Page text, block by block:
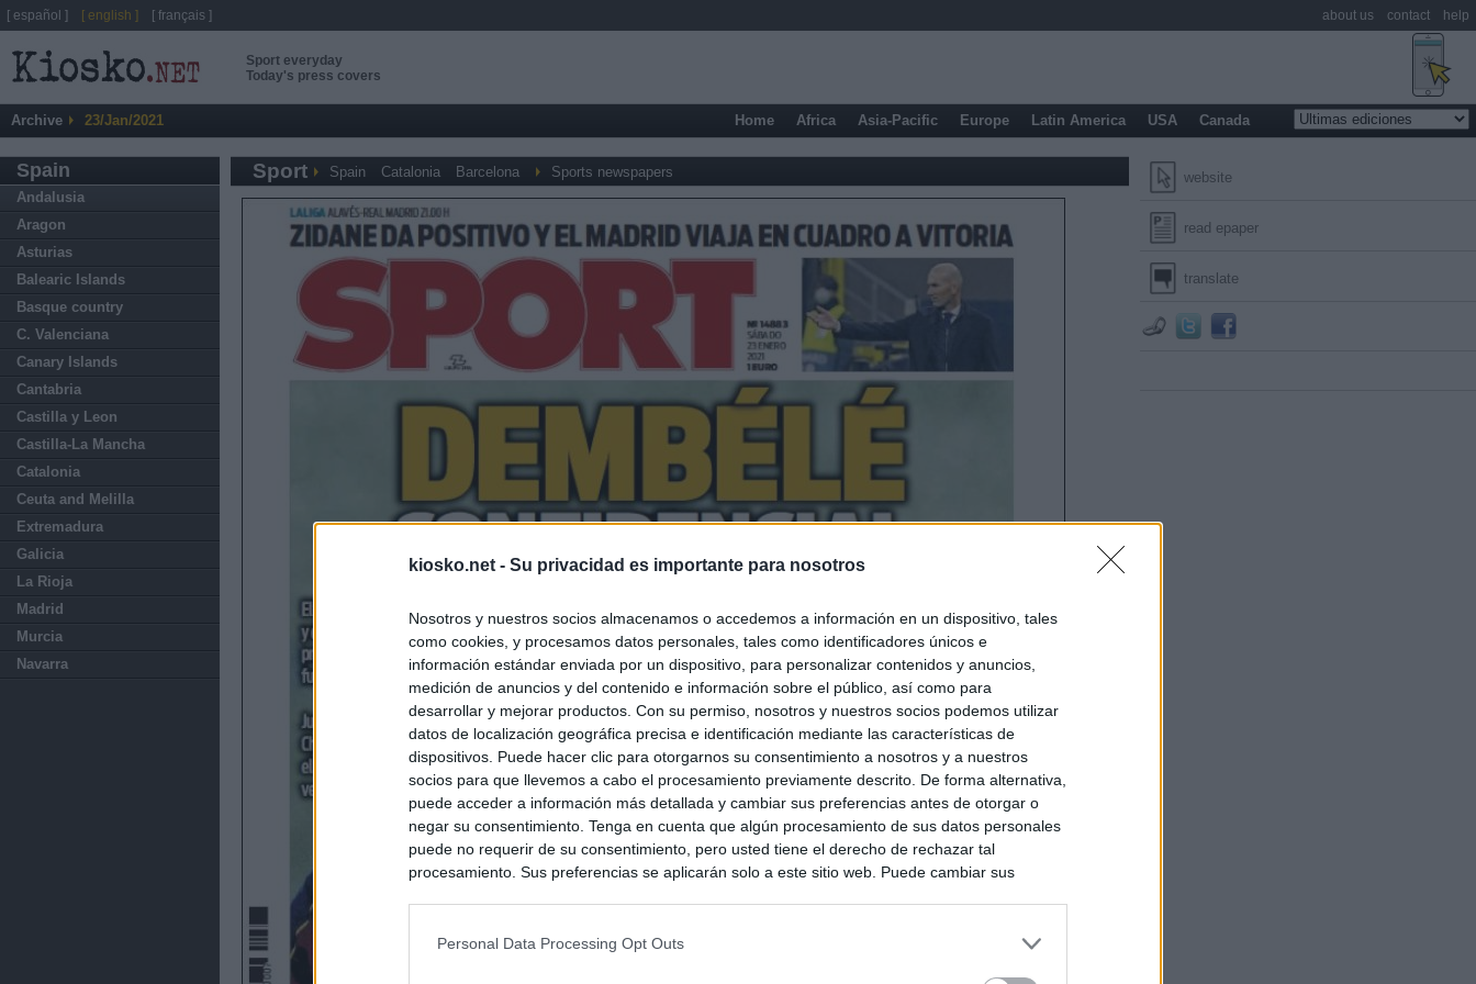
kiosko.net - Su privacidad es importante para nosotros
Nosotros y nuestros socios almacenamos o accedemos a información en un dispositivo, tales
como cookies, y procesamos datos personales, tales como identificadores únicos e
información estándar enviada por un dispositivo, para personalizar contenidos y anuncios,
medición de anuncios y del contenido e información sobre el público, así como para
desarrollar y mejorar productos. Con su permiso, nosotros y nuestros socios podemos utilizar
datos de localización geográfica precisa e identificación mediante las características de
dispositivos. Puede hacer clic para otorgarnos su consentimiento a nosotros y a nuestros
socios para que llevemos a cabo el procesamiento previamente descrito. De forma alternativa,
puede acceder a información más detallada y cambiar sus preferencias antes de otorgar o
negar su consentimiento. Tenga en cuenta que algún procesamiento de sus datos personales
puede no requerir de su consentimiento, pero usted tiene el derecho de rechazar tal
procesamiento. Sus preferencias se aplicarán solo a este sitio web. Puede cambiar sus
Personal Data Processing Opt Outs
Sport everyday
Today's press covers
Archive 23/Jan/2021 Home Africa Asia-Pacific Europe Latin America USA Canada
Spain
Andalusia
Aragon
Asturias
Balearic Islands
Basque country
C. Valenciana
Canary Islands
Cantabria
Castilla y Leon
Castilla-La Mancha
Catalonia
Ceuta and Melilla
Extremadura
Galicia
La Rioja
Madrid
Murcia
Navarra
website
read epaper
translate
Sport Spain Catalonia Barcelona Sports newspapers
[ español ] [ english ] [ français ] about us contact help